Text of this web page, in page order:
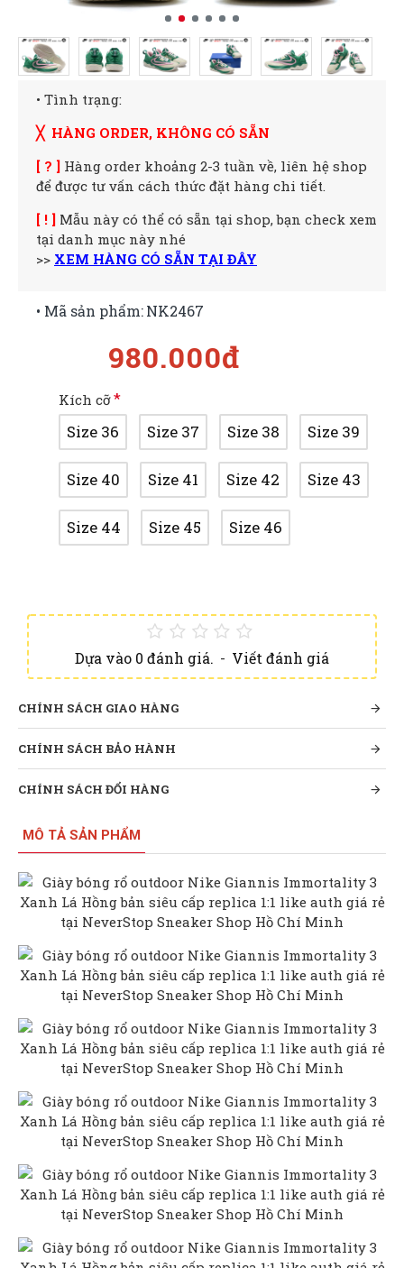
• Tình trạng:
╳ HÀNG ORDER, KHÔNG CÓ SẴN
[ ? ] Hàng order khoảng 2-3 tuần về, liên hệ shop
để được tư vấn cách thức đặt hàng chi tiết.
[ ! ] Mẫu này có thể có sẵn tại shop, bạn check xem
tại danh mục này nhé
>> XEM HÀNG CÓ SẴN TẠI ĐÂY
Dựa vào 0 đánh giá. - Viết đánh giá
980.000đ
• Mã sản phẩm:NK2467
Kích cỡ
Size 36 Size 37 Size 38 Size 39
Size 40 Size 41 Size 42 Size 43
Size 44 Size 45 Size 46
CHÍNH SÁCH GIAO HÀNG
CHÍNH SÁCH BẢO HÀNH
CHÍNH SÁCH ĐỔI HÀNG
MÔ TẢ SẢN PHẨM